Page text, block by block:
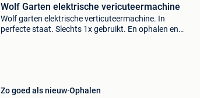
Wolf Garten elektrische vericuteermachine
Wolf garten elektrische verticuteermachine. In
perfecte staat. Slechts 1x gebruikt. En ophalen en
Zo goed als nieuw Ophalen